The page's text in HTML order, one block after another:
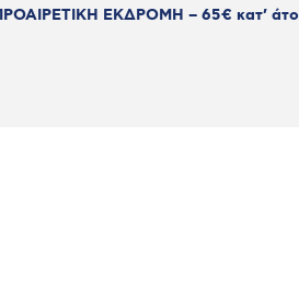
ΕΚΔΡΟΜΗ – 65€ κατ’